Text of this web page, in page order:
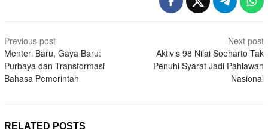
Post
navigation
Previous post
Menteri Baru, Gaya Baru:
Purbaya dan Transformasi
Bahasa Pemerintah
Next post
Aktivis 98 Nilai Soeharto Tak
Penuhi Syarat Jadi Pahlawan
Nasional
RELATED POSTS